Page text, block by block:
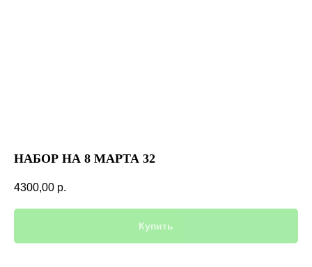
НАБОР НА 8 МАРТА 32
4300,00 р.
Купить